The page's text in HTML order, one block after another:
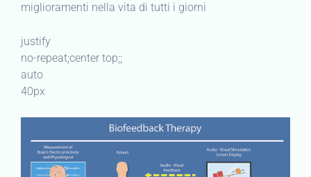
miglioramenti nella vita di tutti i giorni
justify
no-repeat;center top;;
auto
40px